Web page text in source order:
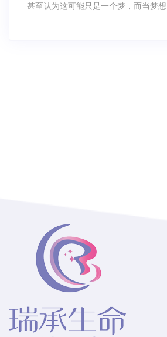
甚至认为这可能只是一个梦，而当梦